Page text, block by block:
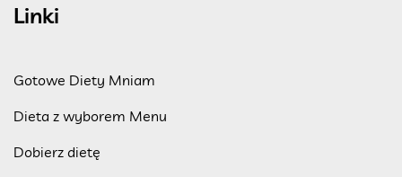
Linki
Gotowe Diety Mniam
Dieta z wyborem Menu
Dobierz dietę